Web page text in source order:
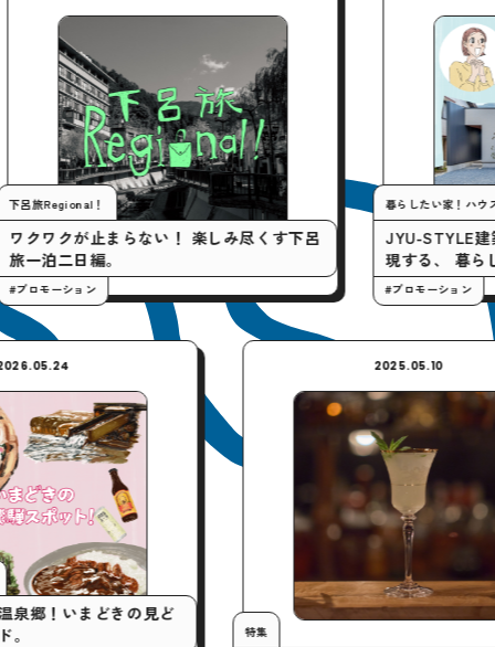
！
が止まらない！ 楽しみ尽くす下呂
日編。
ション
暮らしたい家！ハウスツアー
JYU-STYLE建築設
現する、 暮らしやす
#プロモーション
2026.05.24
ニア！
飛騨温泉郷！いまどきの見ど
イド。
2025.05.10